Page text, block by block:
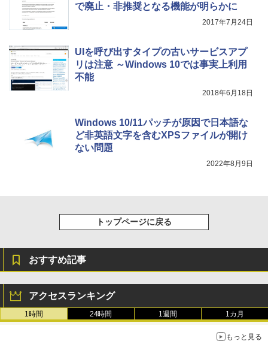
で廃止・非推奨となる機能が明らかに
2017年7月24日
UIを呼び出すタイプの古いサービスアプ
リは注意 ～Windows 10では事実上利用
不能
2018年6月18日
Windows 10/11パッチが原因で日本語な
ど非英語文字を含むXPSファイルが開け
ない問題
2022年8月9日
トップページに戻る
おすすめ記事
アクセスランキング
1時間 24時間 1週間 1カ月
もっと見る